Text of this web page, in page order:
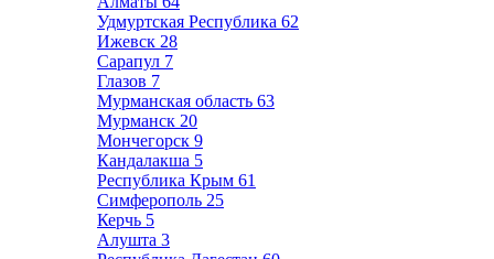
Удмуртская Республика 62
Ижевск 28
Сарапул 7
Глазов 7
Мурманская область 63
Мурманск 20
Мончегорск 9
Кандалакша 5
Республика Крым 61
Симферополь 25
Керчь 5
Алушта 3